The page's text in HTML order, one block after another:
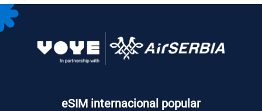
eSIM internacional popular